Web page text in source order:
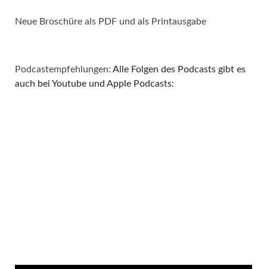
Neue Broschüre als PDF und als Printausgabe
Podcastempfehlungen: Alle Folgen des Podcasts gibt es
auch bei Youtube und Apple Podcasts: